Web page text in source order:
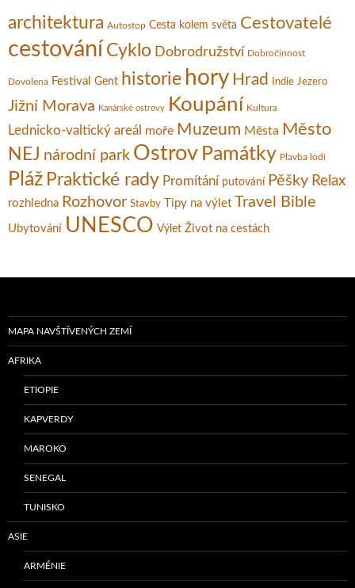
architektura Autostop Cesta kolem světa Cestovatelé
cestování Cyklo Dobrodružství Dobročinnost
Dovolená Festival Gent historie hory Hrad Indie Jezero
Jižní Morava Kanárské ostrovy Koupání Kultura
Lednicko-valtický areál moře Muzeum Města Město
NEJ národní park Ostrov Památky Plavba lodí
Pláž Praktické rady Promítání putování Pěšky Relax
rozhledna Rozhovor Stavby Tipy na výlet Travel Bible
Ubytování UNESCO Výlet Život na cestách
MAPA NAVŠTÍVENÝCH ZEMÍ
AFRIKA
ETIOPIE
KAPVERDY
MAROKO
SENEGAL
TUNISKO
ASIE
ARMÉNIE